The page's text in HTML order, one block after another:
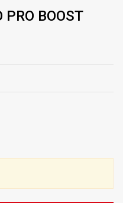
PRO BOOST